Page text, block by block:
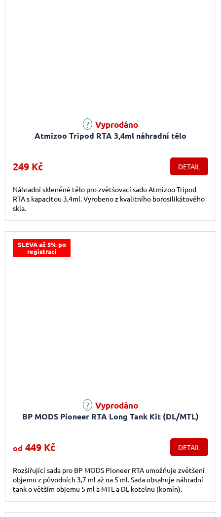
Atmizoo Tripod RTA 3,4ml náhradní tělo
Vyprodáno
249 Kč DETAIL
Náhradní skleněné tělo pro zvětšovací sadu Atmizoo Tripod
RTA s kapacitou 3,4ml. Vyrobeno z kvalitního borosilikátového
skla.
SLEVA až 5% po
registraci
BP MODS Pioneer RTA Long Tank Kit (DL/MTL)
Vyprodáno
od 449 Kč DETAIL
Rozšiřující sada pro BP MODS Pioneer RTA umožňuje zvětšení
objemu z původních 3,7 ml až na 5 ml. Sada obsahuje náhradní
tank o větším objemu 5 ml a MTL a DL kotelnu (komín).